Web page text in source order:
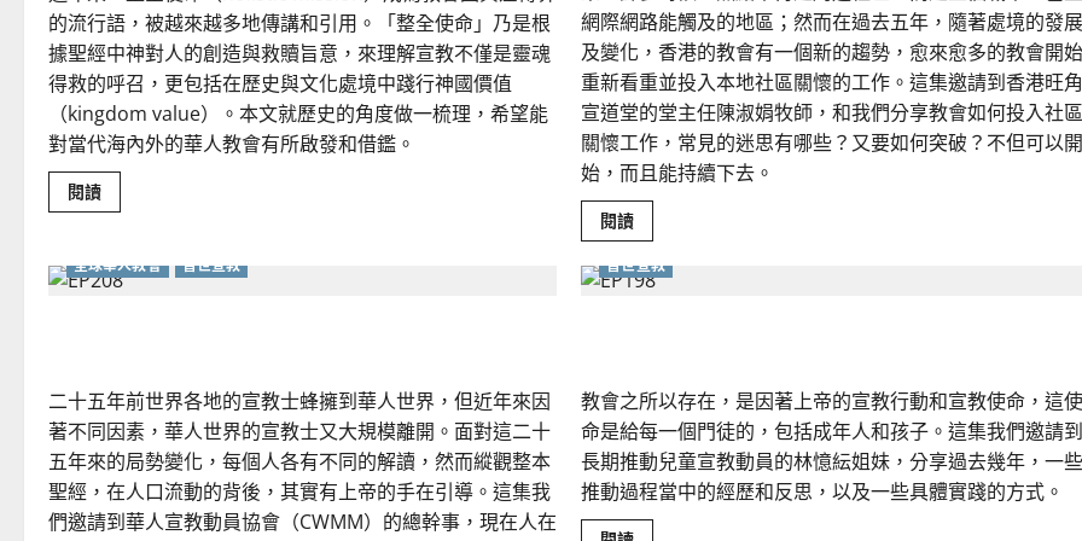
的流行語，被越來越多地傳講和引用。「整全使命」乃是根
據聖經中神對人的創造與救贖旨意，來理解宣教不僅是靈魂
得救的呼召，更包括在歷史與文化處境中踐行神國價值
（kingdom value）。本文就歷史的角度做一梳理，希望能
對當代海內外的華人教會有所啟發和借鑑。
閱讀Read
more
與
更
命
對
華
人
教
會
的
當
代
網際網路能觸及的地區；然而在過去五年，隨著處境的發展
及變化，香港的教會有一個新的趨勢，愈來愈多的教會開始
重新看重並投入本地社區關懷的工作。這集邀請到香港旺角
宣道堂的堂主任陳淑娟牧師，和我們分享教會如何投入社區
關懷工作，常見的迷思有哪些？又要如何突破？不但可以開
始，而且能持續下去。
閱讀Read
more
無
牆
力：
深
耕
鄰
里
的
社
區
服
全球華人教會 普世宣教
二十五年前世界各地的宣教士蜂擁到華人世界，但近年來因
著不同因素，華人世界的宣教士又大規模離開。面對這二十
五年來的局勢變化，每個人各有不同的解讀，然而縱觀整本
聖經，在人口流動的背後，其實有上帝的手在引導。這集我
們邀請到華人宣教動員協會（CWMM）的總幹事，現在人在
普世宣教
教會之所以存在，是因著上帝的宣教行動和宣教使命，這使
命是給每一個門徒的，包括成年人和孩子。這集我們邀請到
長期推動兒童宣教動員的林憶紜姐妹，分享過去幾年，一些
推動過程當中的經歷和反思，以及一些具體實踐的方式。